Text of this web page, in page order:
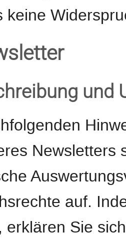
keine
und
Newsletters
auf.
erklären Sie